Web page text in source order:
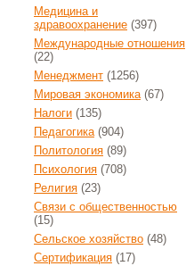
Медицина и
здравоохранение (397)
Международные отношения
(22)
Менеджмент (1256)
Мировая экономика(67)
Налоги (135)
Педагогика(904)
Политология (89)
Психология (708)
Религия (23)
Связи с общественностью
(15)
Сельское хозяйство (48)
Сертификация (17)